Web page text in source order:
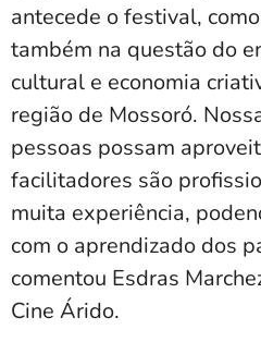
antecede o festival,
também na questão do
cultural e economia
região de Mossoró.
pessoas possam
facilitadores são
muita experiência,
com o aprendizado dos
comentou Esdras
Cine Árido.